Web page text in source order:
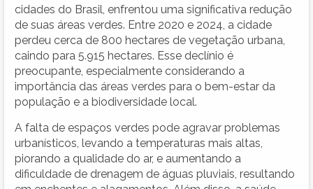
cidades do Brasil, enfrentou uma significativa redução
de suas áreas verdes. Entre 2020 e 2024, a cidade
perdeu cerca de 800 hectares de vegetação urbana,
caindo para 5.915 hectares. Esse declínio é
preocupante, especialmente considerando a
importância das áreas verdes para o bem-estar da
população e a biodiversidade local.
A falta de espaços verdes pode agravar problemas
urbanísticos, levando a temperaturas mais altas,
piorando a qualidade do ar, e aumentando a
dificuldade de drenagem de águas pluviais, resultando